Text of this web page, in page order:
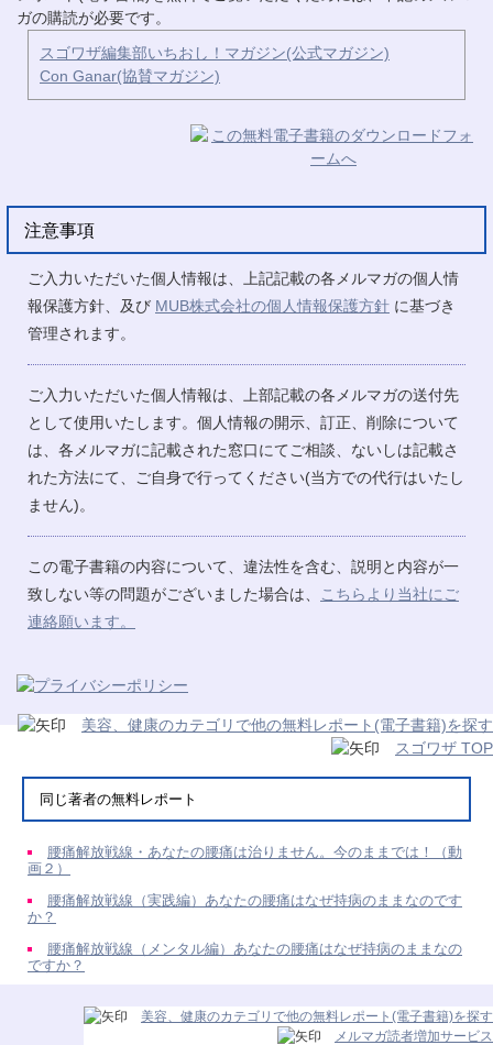
ガの購読が必要です。
スゴワザ編集部いちおし！マガジン(公式マガジン)
Con Ganar(協賛マガジン)
注意事項
ご入力いただいた個人情報は、上記記載の各メルマガの個人情
報保護方針、及び MUB株式会社の個人情報保護方針 に基づき
管理されます。
ご入力いただいた個人情報は、上部記載の各メルマガの送付先
として使用いたします。個人情報の開示、訂正、削除について
は、各メルマガに記載された窓口にてご相談、ないしは記載さ
れた方法にて、ご自身で行ってください(当方での代行はいたし
ません)。
この電子書籍の内容について、違法性を含む、説明と内容が一
致しない等の問題がございました場合は、
こちらより当社にご
連絡願います。
美容、健康のカテゴリで他の無料レポート(電子書籍)を探す
スゴワザ TOP
同じ著者の無料レポート
腰痛解放戦線・あなたの腰痛は治りません。今のままでは！（動
画２）
腰痛解放戦線（実践編）あなたの腰痛はなぜ持病のままなのです
か？
腰痛解放戦線（メンタル編）あなたの腰痛はなぜ持病のままなの
ですか？
美容、健康のカテゴリで他の無料レポート(電子書籍)を探す
メルマガ読者増加サービス